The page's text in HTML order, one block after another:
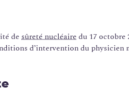
de sûreté nucléaire du 17 octobre
d’intervention du physicien